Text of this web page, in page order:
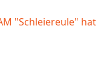
"Schleiereule" hat